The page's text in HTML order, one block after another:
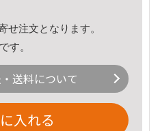
せ注文となります。
す。
送料について
入れる